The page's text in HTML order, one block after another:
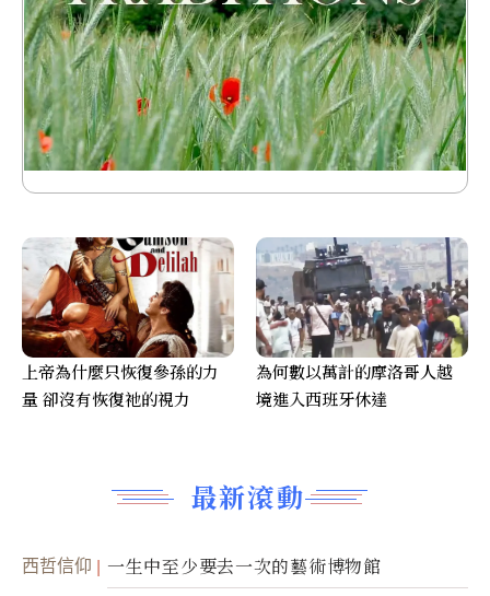
最新滾動
西哲信仰 一生中至少要去一次的藝術博物館
上帝為什麼只恢復參孫的力
量 卻沒有恢復祂的視力
為何數以萬計的摩洛哥人越
境進入西班牙休達